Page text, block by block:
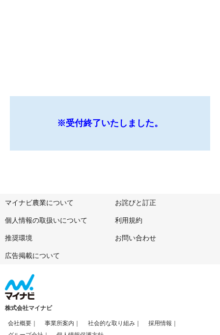
※受付終了いたしました。
マイナビ農業について お詫びと訂正
個人情報の取扱いについて 利用規約
推奨環境 お問い合わせ
広告掲載について
株式会社マイナビ
会社概要 事業所案内 社会的な取り組み
採用情報